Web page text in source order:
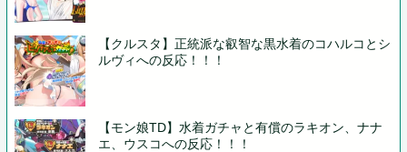
【クルスタ】正統派な叡智な黒水着のコハルコとシ
ルヴィへの反応！！！
【モン娘TD】水着ガチャと有償のラキオン、ナナ
エ、ウスコへの反応！！！